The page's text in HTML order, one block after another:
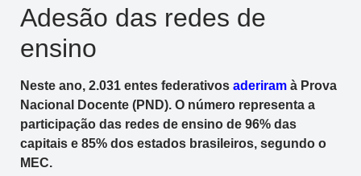
Adesão das redes de
ensino
Neste ano, 2.031 entes federativos aderiram à Prova
Nacional Docente (PND). O número representa a
participação das redes de ensino de 96% das
capitais e 85% dos estados brasileiros, segundo o
MEC.